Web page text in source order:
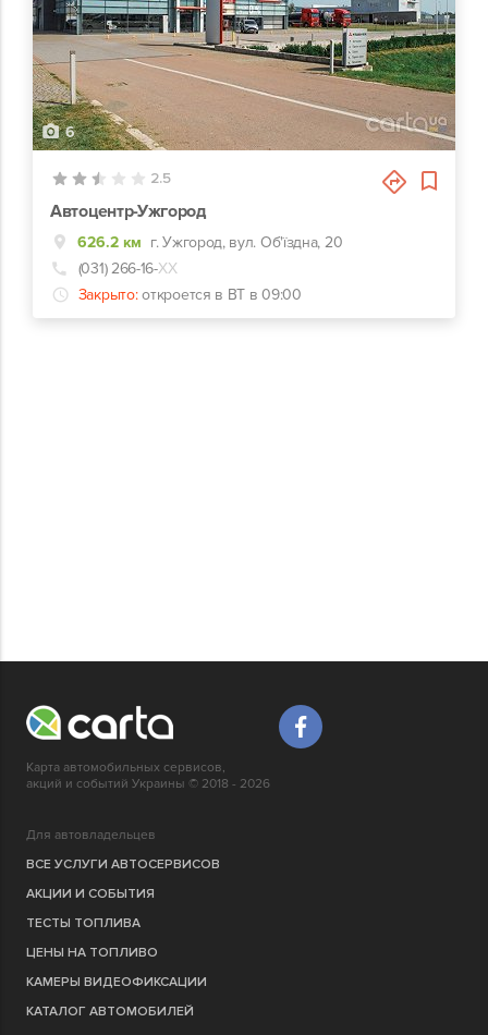
6
2.5
Автоцентр-Ужгород
626.2 км г. Ужгород, вул. Об'їздна, 20
(031) 266-16-ХХ
Закрыто: откроется в ВТ в 09:00
Карта автомобильных сервисов,
акций и событий Украины © 2018 - 2026
Для автовладельцев
ВСЕ УСЛУГИ АВТОСЕРВИСОВ
АКЦИИ И СОБЫТИЯ
ТЕСТЫ ТОПЛИВА
ЦЕНЫ НА ТОПЛИВО
КАМЕРЫ ВИДЕОФИКСАЦИИ
КАТАЛОГ АВТОМОБИЛЕЙ